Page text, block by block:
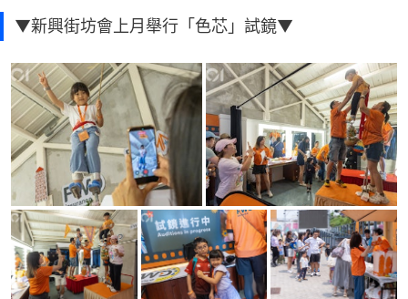
▼新興街坊會上月舉行「色芯」試鏡▼